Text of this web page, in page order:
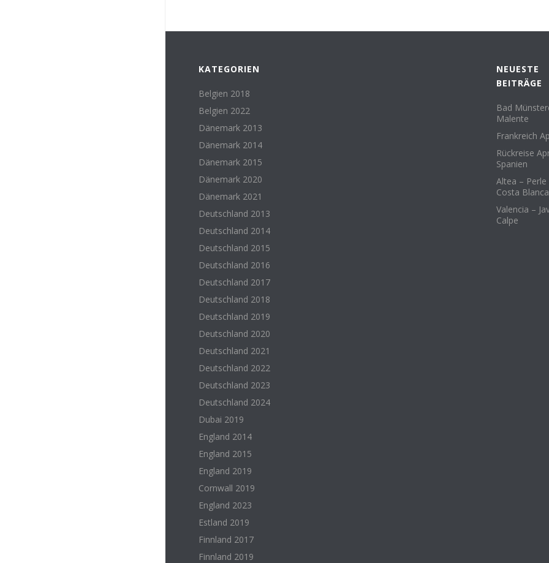
KATEGORIEN
Belgien 2018
Belgien 2022
Dänemark 2013
Dänemark 2014
Dänemark 2015
Dänemark 2020
Dänemark 2021
Deutschland 2013
Deutschland 2014
Deutschland 2015
Deutschland 2016
Deutschland 2017
Deutschland 2018
Deutschland 2019
Deutschland 2020
Deutschland 2021
Deutschland 2022
Deutschland 2023
Deutschland 2024
Dubai 2019
England 2014
England 2015
England 2019
Cornwall 2019
England 2023
Estland 2019
Finnland 2017
Finnland 2019
NEUESTE
BEITRÄGE
Bad
Malente
Frankreich
Rückreise
Spanien
Altea – Perle
Costa Blanca
Valencia –
Calpe